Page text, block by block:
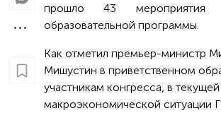
прошло 43 мероприятия
образовательной программы.
Как отметил премьер-министр
Мишустин в приветственном
участникам конгресса, в текущей
макроэкономической ситуации